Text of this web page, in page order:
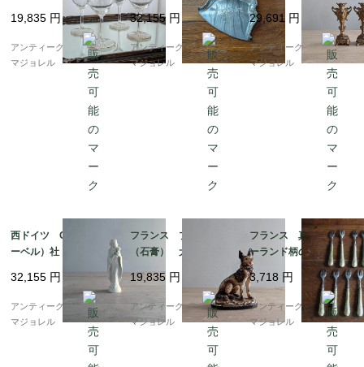
ス 121mm 6868
19,835 円
アンティークギャラリー
マジョレル
ト ダストパン 0879
32,155 円
アンティークギャラリー
マジョレル
ドルスタンド 7024
29,691 円
アンティークギャラリー
マジョレル
西ドイツ Goebel（ゲ
ーベル）社 フンメル人
像 7176
32,155 円
アンティークギャラリー
マジョレル
フランス プラスター
（石膏） 犬の置物 2
19,835 円
アンティークギャラリー
マジョレル
フランス 真鍮製 ガ
ーランド柄のデザート
フォーク 5846
3,718 円
アンティークギャラリー
マジョレル